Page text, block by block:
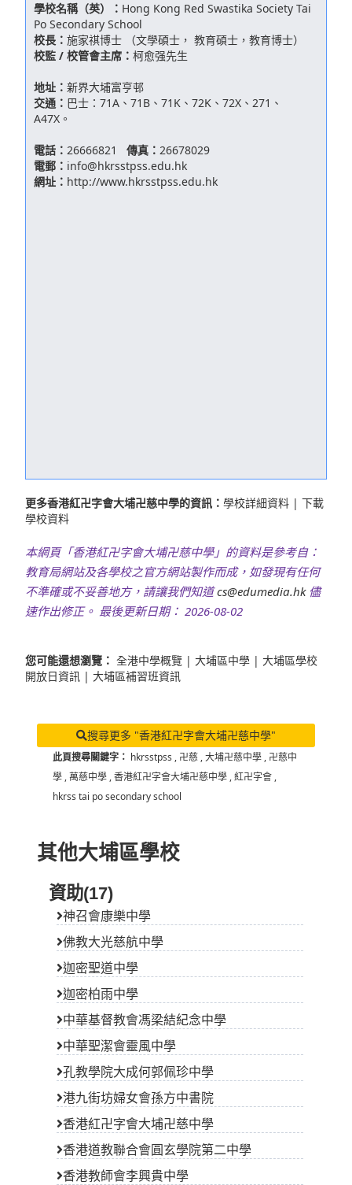
學校名稱（英）： Hong Kong Red Swastika Society Tai
Po Secondary School
校長： 施家祺博士 （文學碩士， 教育碩士，教育博士）
校監 / 校管會主席： 柯愈强先生
地址： 新界大埔富亨邨
交通： 巴士：71A、71B、71K、72K、72X、271、
A47X。
電話： 26666821 傳真： 26678029
電郵： info@hkrsstpss.edu.hk
網址： http://www.hkrsstpss.edu.hk
更多香港紅卍字會大埔卍慈中學的資訊： 學校詳細資料 | 下載
學校資料
本網頁「香港紅卍字會大埔卍慈中學」的資料是參考自：
教育局網站及各學校之官方網站製作而成，如發現有任何
不準確或不妥善地方，請讓我們知道cs@edumedia.hk儘
速作出修正。 最後更新日期： 2026-08-02
您可能還想瀏覽： 全港中學概覽 | 大埔區中學 | 大埔區學校
開放日資訊 | 大埔區補習班資訊
搜尋更多 "香港紅卍字會大埔卍慈中學"
此頁搜尋關鍵字： hkrsstpss , 卍慈 ,大埔卍慈中學 , 卍慈中
學 ,萬慈中學 ,香港紅卍字會大埔卍慈中學 ,紅卍字會 ,
hkrss tai po secondary school
其他大埔區學校
資助(17)
神召會康樂中學
佛教大光慈航中學
迦密聖道中學
迦密柏雨中學
中華基督教會馮梁結紀念中學
中華聖潔會靈風中學
孔教學院大成何郭佩珍中學
港九街坊婦女會孫方中書院
香港紅卍字會大埔卍慈中學
香港道教聯合會圓玄學院第二中學
香港教師會李興貴中學